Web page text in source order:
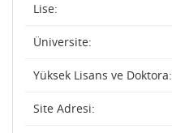
Lise:
Üniversite:
Yüksek Lisans ve Doktora:
Site Adresi: